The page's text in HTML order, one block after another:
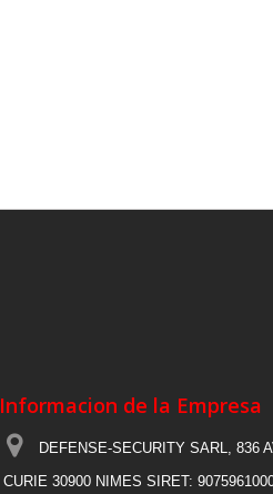
Informacion de la Empresa
DEFENSE-SECURITY SARL, 836
CURIE 30900 NIMES SIRET: